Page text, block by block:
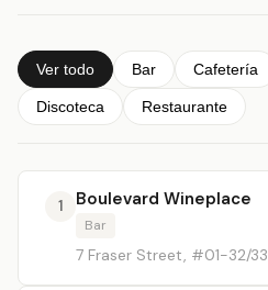
Ver todo Bar Cafetería
Discoteca Restaurante
1 Boulevard Wineplace
Bar
7 Fraser Street, #01-32/33